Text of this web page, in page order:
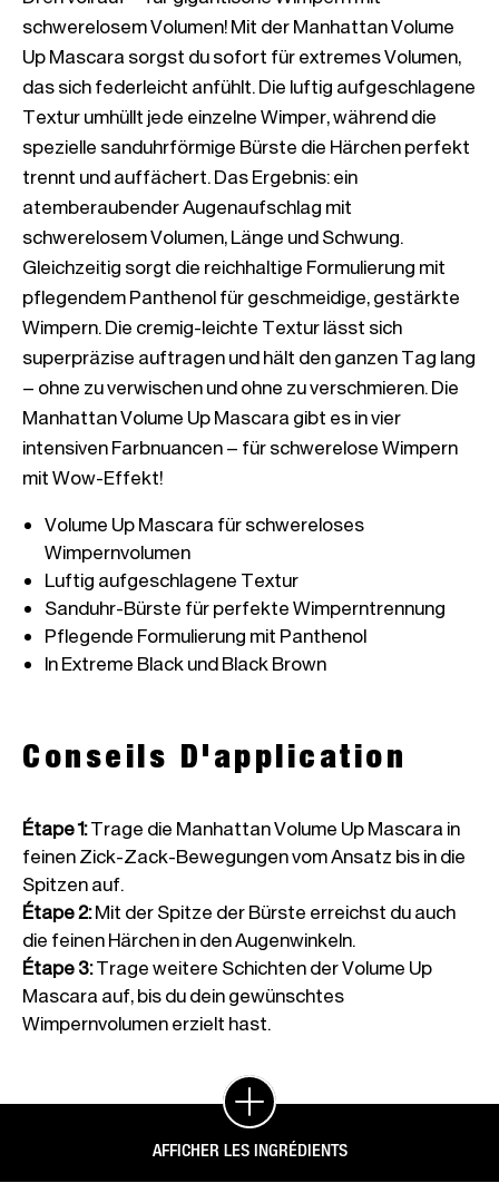
schwerelosem Volumen! Mit der Manhattan Volume
Up Mascara sorgst du sofort für extremes Volumen,
das sich federleicht anfühlt. Die luftig aufgeschlagene
Textur umhüllt jede einzelne Wimper, während die
spezielle sanduhrförmige Bürste die Härchen perfekt
trennt und auffächert. Das Ergebnis: ein
atemberaubender Augenaufschlag mit
schwerelosem Volumen, Länge und Schwung.
Gleichzeitig sorgt die reichhaltige Formulierung mit
pflegendem Panthenol für geschmeidige, gestärkte
Wimpern. Die cremig-leichte Textur lässt sich
superpräzise auftragen und hält den ganzen Tag lang
– ohne zu verwischen und ohne zu verschmieren. Die
Manhattan Volume Up Mascara gibt es in vier
intensiven Farbnuancen – für schwerelose Wimpern
Volume Up Mascara für schwereloses
Conseils D'application
Étape 1:Trage die Manhattan Volume Up Mascara in
feinen Zick-Zack-Bewegungen vom Ansatz bis in die
Spitzen auf.
Étape 2:Mit der Spitze der Bürste erreichst du auch
die feinen Härchen in den Augenwinkeln.
Étape 3:Trage weitere Schichten der Volume Up
Mascara auf, bis du dein gewünschtes
Wimpernvolumen erzielt hast.
AFFICHER LES INGRÉDIENTS